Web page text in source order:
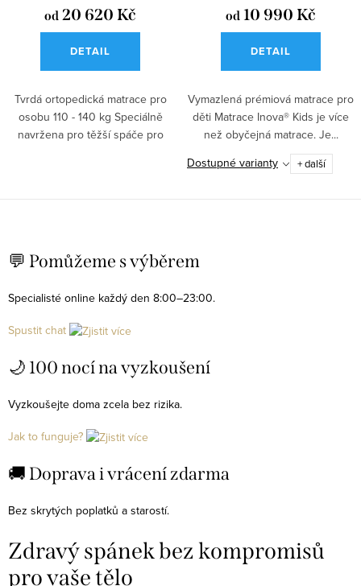
od 20 620 Kč
DETAIL
Tvrdá ortopedická matrace pro
osobu 110 - 140 kg Speciálně
navržena pro těžší spáče pro
od 10 990 Kč
DETAIL
Vymazlená prémiová matrace pro
děti Matrace Inova® Kids je více
než obyčejná matrace. Je...
Dostupné varianty
+ další
v
á
a
p
v
k
y
v
p
i
💬 Pomůžeme s výběrem
Specialisté online každý den 8:00–23:00.
Spustit chat
🌙 100 nocí na vyzkoušení
Vyzkoušejte doma zcela bez rizika.
Jak to funguje?
🚚 Doprava i vrácení zdarma
Bez skrytých poplatků a starostí.
Zdravý spánek bez kompromisů
pro vaše tělo